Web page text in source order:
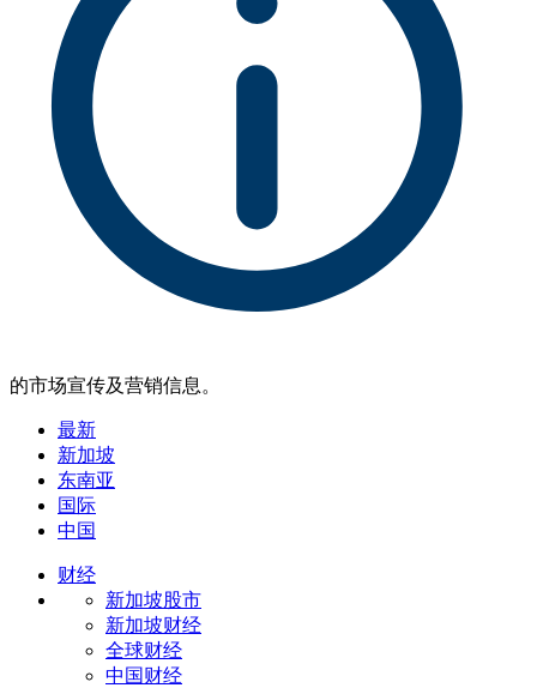
的市场宣传及营销信息。
最新
新加坡
东南亚
国际
中国
财经
新加坡股市
新加坡财经
全球财经
中国财经